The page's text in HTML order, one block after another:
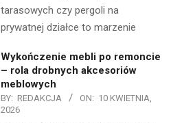
tarasowych czy pergoli na
prywatnej działce to marzenie
Wykończenie mebli po remoncie
– rola drobnych akcesoriów
meblowych
BY: REDAKCJA ON: 10 KWIETNIA,
2026